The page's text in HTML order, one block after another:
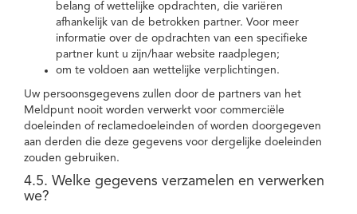
belang of wettelijke opdrachten, die variëren
afhankelijk van de betrokken partner. Voor meer
informatie over de opdrachten van een specifieke
partner kunt u zijn/haar website raadplegen;
om te voldoen aan wettelijke verplichtingen.
Uw persoonsgegevens zullen door de partners van het
Meldpunt nooit worden verwerkt voor commerciële
doeleinden of reclamedoeleinden of worden doorgegeven
aan derden die deze gegevens voor dergelijke doeleinden
zouden gebruiken.
4.5. Welke gegevens verzamelen en verwerken
we?